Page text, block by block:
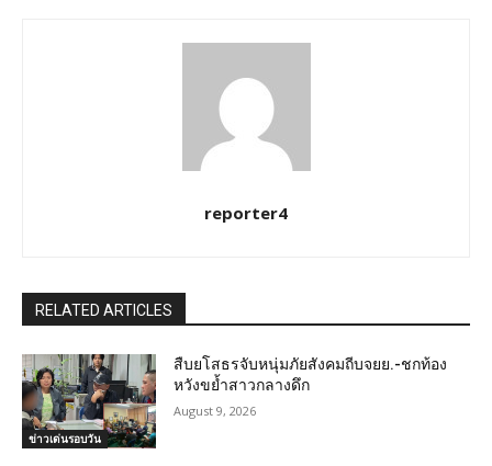
reporter4
RELATED ARTICLES
ข่าวเด่นรอบวัน
สืบยโสธรจับหนุ่มภัยสังคมถีบจยย.-ชกท้อง
หวังขย้ำสาวกลางดึก
August 9, 2026